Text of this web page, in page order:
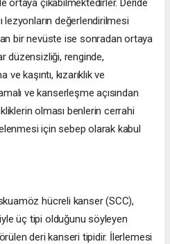
değerlendirilmesi
bir nevüste ise sonradan ortaya
düzensizliği, renginde,
ve kaşıntı, kızarıklık ve
ve kanserleşme açısından
olması benlerin cerrahi
için sebep olarak kabul
hücreli kanser (SCC),
üç tipi olduğunu söyleyen
deri kanseri tipidir. İlerlemesi